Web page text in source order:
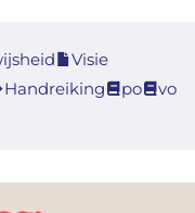
Visie
Handreiking po
vo